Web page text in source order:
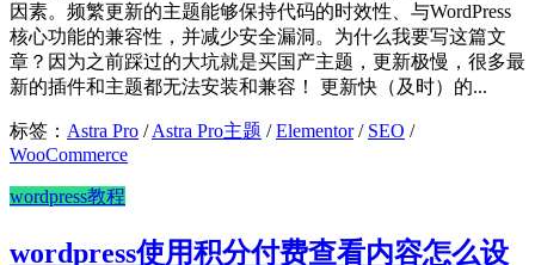
因素。频繁更新的主题能够保持代码的时效性、与WordPress
核心功能的兼容性，并减少安全漏洞。为什么我要写这篇文
章？因为之前踩过的大坑就是买国产主题，更新极慢，很多最
新的插件和主题都无法安装和兼容！ 更新快（及时）的...
标签： Astra Pro /Astra Pro主题 /Elementor/ SEO /
WooCommerce
wordpress教程
wordpress使用积分付费查看内容怎么设